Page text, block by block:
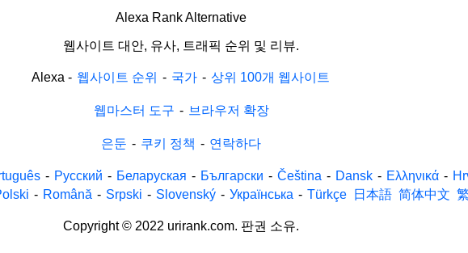
Alexa Rank Alternative
웹사이트 대안, 유사, 트래픽 순위 및 리뷰.
Alexa - 웹사이트 순위 - 국가 - 상위 100개 웹사이트
웹마스터 도구 - 브라우저 확장
은둔 - 쿠키 정책 - 연락하다
- Русский - Беларуская - Български - Čeština - Dansk - Ελληνικά -
- Română - Srpski - Slovenský - Українська - Türkçe 日本語 简体中文
Copyright © 2022 urirank.com. 판권 소유.